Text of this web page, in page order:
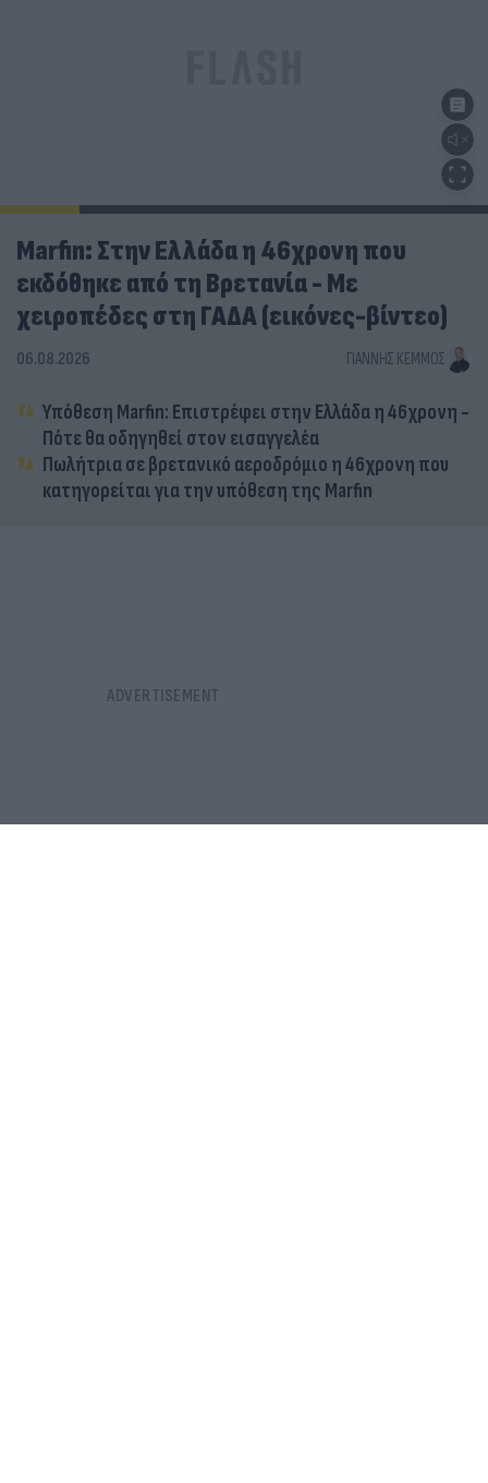
Marfin: Στην Ελλάδα η 46χρονη που
εκδόθηκε από τη Βρετανία - Με
χειροπέδες στη ΓΑΔΑ (εικόνες-βίντεο)
06.08.2026 ΓΙΆΝΝΗΣ ΚΈΜΜΟΣ
Υπόθεση Marfin: Επιστρέφει στην Ελλάδα η 46χρονη -
Πότε θα οδηγηθεί στον εισαγγελέα
Πωλήτρια σε βρετανικό αεροδρόμιο η 46χρονη που
κατηγορείται για την υπόθεση της Marfin